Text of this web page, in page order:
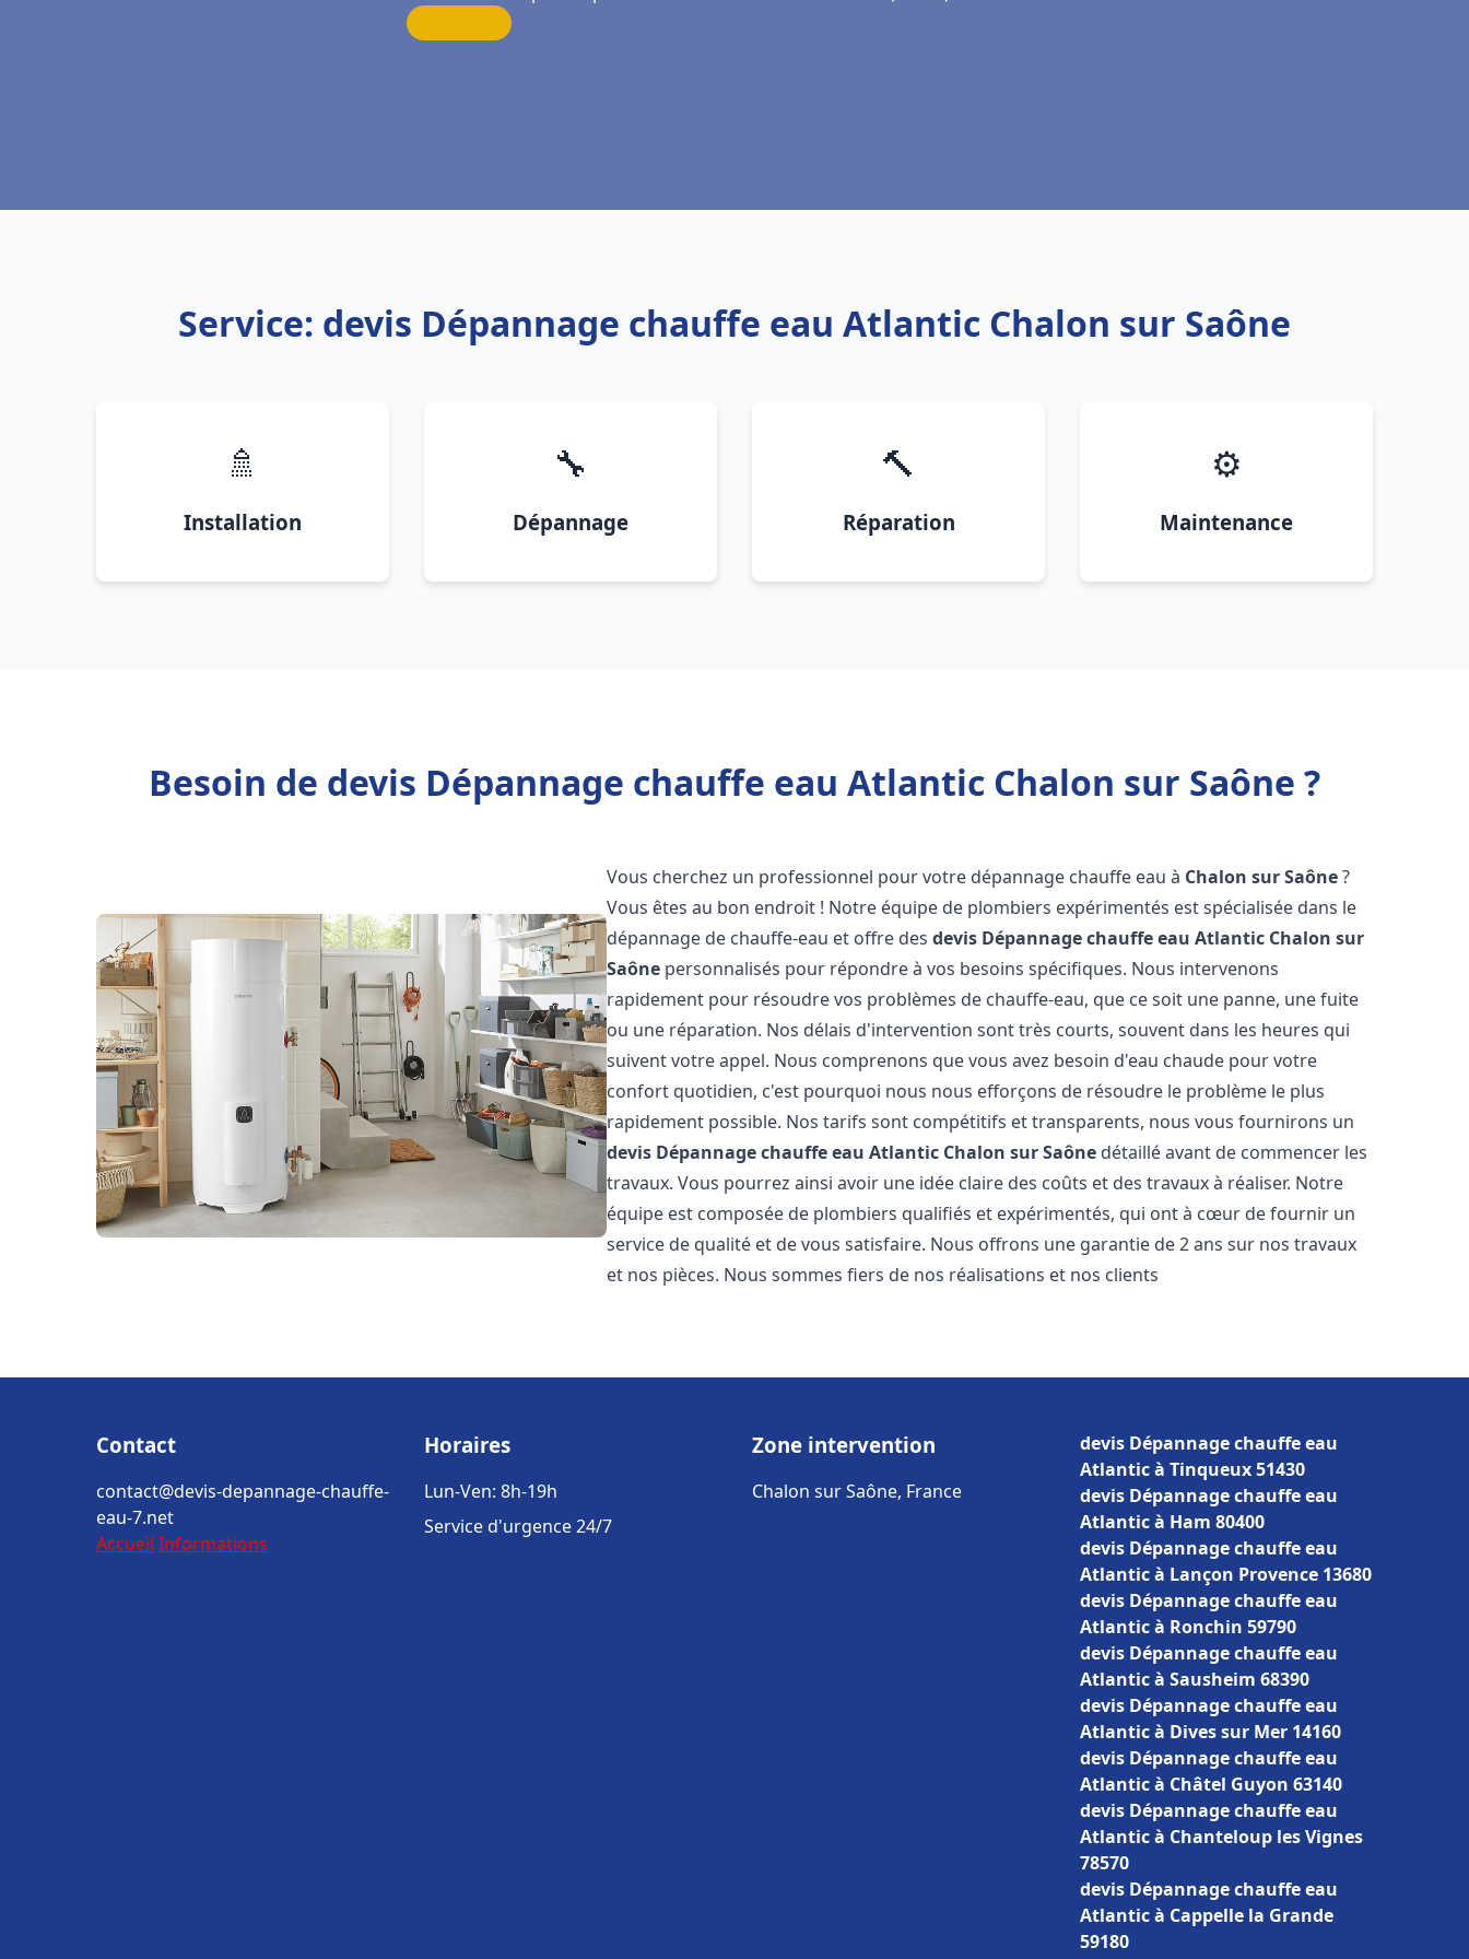
Service: devis Dépannage chauffe eau Atlantic Chalon sur Saône
🚿
Installation
🔧
Dépannage
🔨
Réparation
⚙️
Maintenance
Besoin de devis Dépannage chauffe eau Atlantic Chalon sur Saône ?
Vous cherchez un professionnel pour votre dépannage chauffe eau à Chalon sur Saône?
Vous êtes au bon endroit ! Notre équipe de plombiers expérimentés est spécialisée dans le
dépannage de chauffe-eau et offre desdevis Dépannage chauffe eau Atlantic Chalon sur
Saône personnalisés pour répondre à vos besoins spécifiques. Nous intervenons
rapidement pour résoudre vos problèmes de chauffe-eau, que ce soit une panne, une fuite
ou une réparation. Nos délais d'intervention sont très courts, souvent dans les heures qui
suivent votre appel. Nous comprenons que vous avez besoin d'eau chaude pour votre
confort quotidien, c'est pourquoi nous nous efforçons de résoudre le problème le plus
rapidement possible. Nos tarifs sont compétitifs et transparents, nous vous fournirons un
devis Dépannage chauffe eau Atlantic Chalon sur Saône détaillé avant de commencer les
travaux. Vous pourrez ainsi avoir une idée claire des coûts et des travaux à réaliser. Notre
équipe est composée de plombiers qualifiés et expérimentés, qui ont à cœur de fournir un
service de qualité et de vous satisfaire. Nous offrons une garantie de 2 ans sur nos travaux
et nos pièces. Nous sommes fiers de nos réalisations et nos clients
Contact
contact@devis-depannage-chauffe-
eau-7.net
Accueil Informations
Horaires
Lun-Ven: 8h-19h
Service d'urgence 24/7
Zone intervention
Chalon sur Saône, France
devis Dépannage chauffe eau
Atlantic à Tinqueux 51430
devis Dépannage chauffe eau
Atlantic à Ham 80400
devis Dépannage chauffe eau
Atlantic à Lançon Provence 13680
devis Dépannage chauffe eau
Atlantic à Ronchin 59790
devis Dépannage chauffe eau
Atlantic à Sausheim 68390
devis Dépannage chauffe eau
Atlantic à Dives sur Mer 14160
devis Dépannage chauffe eau
Atlantic à Châtel Guyon 63140
devis Dépannage chauffe eau
Atlantic à Chanteloup les Vignes
78570
devis Dépannage chauffe eau
Atlantic à Cappelle la Grande
59180